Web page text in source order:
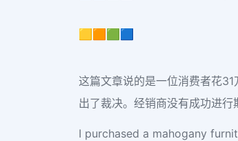
🟨🟧🟩🟦
这篇文章说的是一位消费者花
出了裁决。经销商没有成功进行
I purchased a mahogany